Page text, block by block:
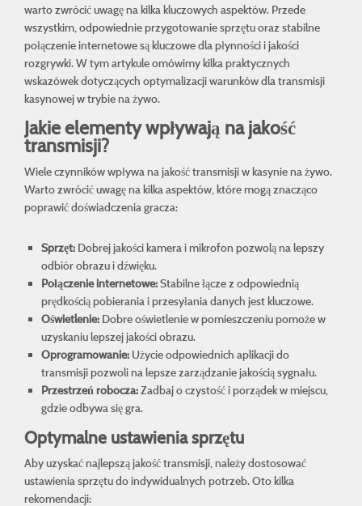
warto zwrócić uwagę na kilka kluczowych aspektów. Przede
wszystkim, odpowiednie przygotowanie sprzętu oraz stabilne
połączenie internetowe są kluczowe dla płynności i jakości
rozgrywki. W tym artykule omówimy kilka praktycznych
wskazówek dotyczących optymalizacji warunków dla transmisji
kasynowej w trybie na żywo.
Jakie elementy wpływają na jakość
transmisji?
Wiele czynników wpływa na jakość transmisji w kasynie na żywo.
Warto zwrócić uwagę na kilka aspektów, które mogą znacząco
poprawić doświadczenia gracza:
Sprzęt: Dobrej jakości kamera i mikrofon pozwolą na lepszy
odbiór obrazu i dźwięku.
Połączenie internetowe:Stabilne łącze z odpowiednią
prędkością pobierania i przesyłania danych jest kluczowe.
Oświetlenie: Dobre oświetlenie w pomieszczeniu pomoże w
uzyskaniu lepszej jakości obrazu.
Oprogramowanie: Użycie odpowiednich aplikacji do
transmisji pozwoli na lepsze zarządzanie jakością sygnału.
Przestrzeń robocza:Zadbaj o czystość i porządek w miejscu,
gdzie odbywa się gra.
Optymalne ustawienia sprzętu
Aby uzyskać najlepszą jakość transmisji, należy dostosować
ustawienia sprzętu do indywidualnych potrzeb. Oto kilka
rekomendacji: